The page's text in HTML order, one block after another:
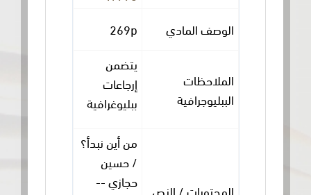
الوصف المادي
269p
الملاحظات
الببليوجرافية
إرجاعات
ببليوغرافية
المحتويات / النص
من أين نبدأ؟
/ حسين
حجازي --